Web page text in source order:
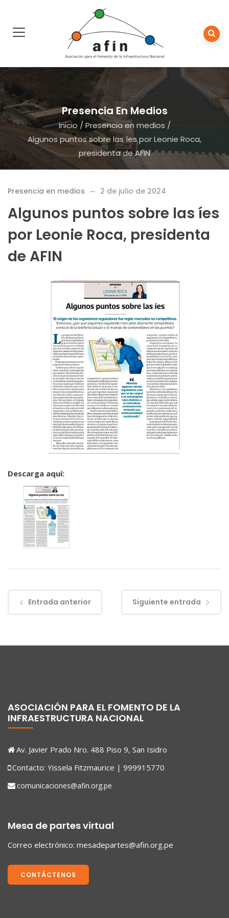
Presencia En Medios
Inicio / Presencia en medios /
Algunos puntos sobre las íes por Leonie Roca,
presidenta de AFIN
Presencia en medios 2 de julio de 2024
Algunos puntos sobre las íes
por Leonie Roca, presidenta
de AFIN
Descarga aquí:
Entrada anterior Siguiente entrada
ASOCIACIÓN PARA EL FOMENTO DE LA
INFRAESTRUCTURA NACIONAL
Av. Javier Prado Nro. 488 Piso 9, San Isidro
Contacto: Yissela Fitzmaurice | 999915770
comunicaciones@afin.org.pe
Mesa de partes virtual
Correo electrónico: mesadepartes@afin.org.pe
CONTÁCTENOS